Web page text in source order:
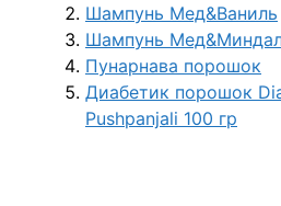
Шампунь Мед&Ваниль
Шампунь
Пунарнава порошок
Диабетик порошок
Pushpanjali 100 гр